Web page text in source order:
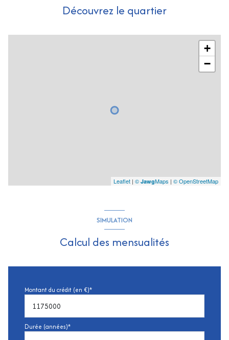
Découvrez le quartier
+
−
Leaflet | © JawgMaps | © OpenStreetMap
SIMULATION
Calcul des mensualités
Montant du crédit (en €)*
Durée (années)*